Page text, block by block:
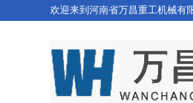
欢迎来到河南省万昌重工机械有